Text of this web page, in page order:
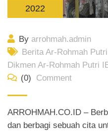
2022
By arrohmah.admin
Berita Ar-Rohmah
Dikmen Ar-Rohmah Putri
(0)
Comment
ARROHMAH.CO.ID –
dan berbagi sebuah cita